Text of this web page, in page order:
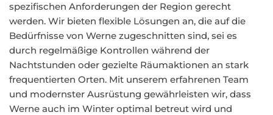
spezifischen Anforderungen der Region gerecht
werden. Wir bieten flexible Lösungen an, die auf die
Bedürfnisse von Werne zugeschnitten sind, sei es
durch regelmäßige Kontrollen während der
Nachtstunden oder gezielte Räumaktionen an stark
frequentierten Orten. Mit unserem erfahrenen Team
und modernster Ausrüstung gewährleisten wir, dass
Werne auch im Winter optimal betreut wird und